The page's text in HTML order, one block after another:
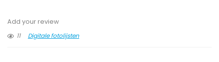
Add your review
11
Digitale fotolijsten